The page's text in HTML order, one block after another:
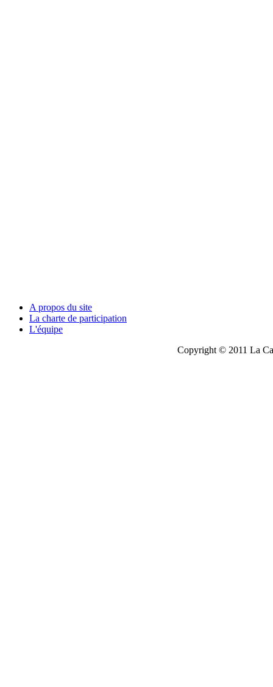
A propos du site
La charte de participation
L'équipe
Copyright © 2011 La